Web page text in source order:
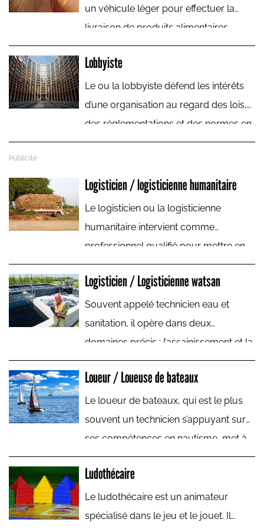
pas la journée.
un véhicule léger pour effectuer la
livraison de produits alimentaires
(repas complet, plats cuisinés,
courses) à des personnes en perte
d’autonomie. Il ou elle organise sa
tournée, opère le chargement et le
déchargement et assure selon le cas
d’autres tâches.
Lobbyiste
Le ou la lobbyiste défend les intérêts
d’une organisation au regard des lois,
des réglementations et des normes en
préparation ou en cours de
Logisticien / logisticienne humanitaire
Le logisticien ou la logisticienne
humanitaire intervient comme
professionnel qualifié pour mettre en
place l’organisation de l’aide matérielle
à des populations suite à une
catastrophe naturelle ou à un conflit.
Logisticien / Logisticienne watsan
Souvent appelé technicien eau et
sanitation, il opère dans deux
domaines précis : l’assainissement et la
gestion de la chaîne de l’eau (captage,
canalisations, stockage, désinfection,
construction de latrines...). Son savoir-
faire est très utilisé par les ONG.
Loueur / Loueuse de bateaux
Le loueur de bateaux, qui est le plus
souvent un technicien s’appuyant sur
ses compétences en nautisme, met à
la disposition d’une clientèle un navire
de plaisance ou fluvial pour naviguer
en mer, sur les fleuves. Il peut aussi
louer les services d’un skipper.
Ludothécaire
Le ludothécaire est un animateur
spécialisé dans le jeu et le jouet. Il